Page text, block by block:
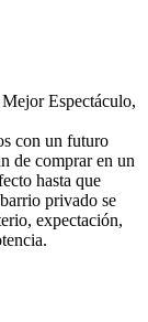
Espectáculo,
con un futuro
de comprar en un
hasta que
privado se
expectación,